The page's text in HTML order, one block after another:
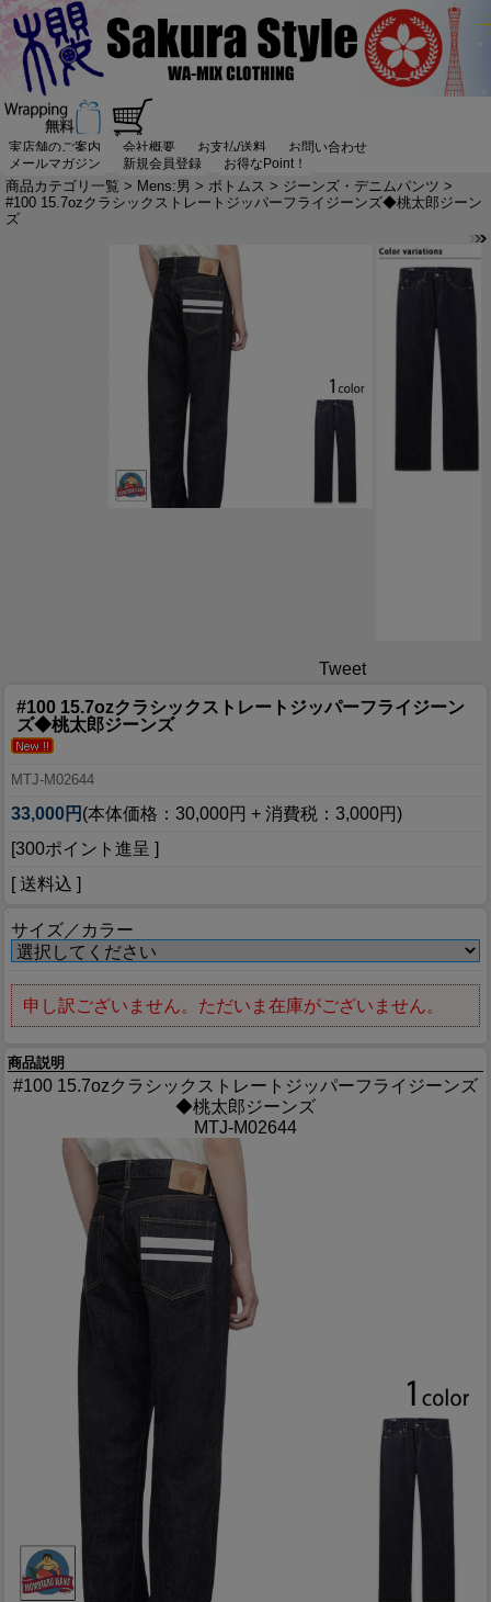
実店舗のご案内 会社概要 お支払/送料
お問い合わせ
メールマガジン
新規会員登録 お得なPoint！
商品カテゴリ一覧 > Mens:男 > ボトムス > ジーンズ・デニムパンツ >
#100 15.7ozクラシックストレートジッパーフライジーンズ◆桃太郎ジーン
ズ
Tweet
#100 15.7ozクラシックストレートジッパーフライジーン
ズ◆桃太郎ジーンズ
MTJ-M02644
33,000円 (本体価格：30,000円 + 消費税：3,000円)
[300ポイント進呈 ]
[ 送料込 ]
サイズ／カラー
申し訳ございません。ただいま在庫がございません。
商品説明
#100 15.7ozクラシックストレートジッパーフライジーンズ
◆桃太郎ジーンズ
MTJ-M02644